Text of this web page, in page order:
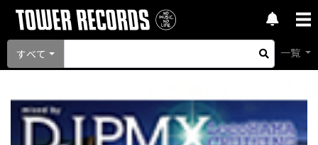
すべて 一覧